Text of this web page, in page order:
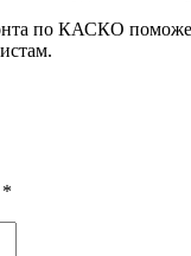
по КАСКО
*